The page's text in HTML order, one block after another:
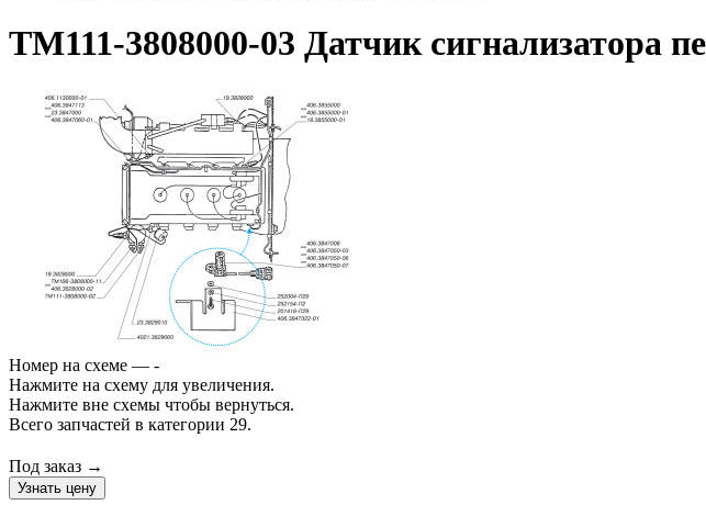
ТМ111-3808000-03 Датчик сигнализатора
Номер на схеме — -
Нажмите на схему для увеличения.
Нажмите вне схемы чтобы вернуться.
Всего запчастей в категории 29.
Под заказ →
Узнать цену